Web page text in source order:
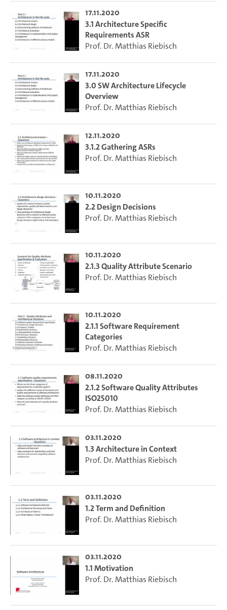
17.11.2020
3.1 Architecture Specific
Requirements ASR
Prof. Dr. Matthias Riebisch
17.11.2020
3.0 SW Architecture Lifecycle
Overview
Prof. Dr. Matthias Riebisch
12.11.2020
3.1.2 Gathering ASRs
Prof. Dr. Matthias Riebisch
10.11.2020
2.2 Design Decisions
Prof. Dr. Matthias Riebisch
10.11.2020
2.1.3 Quality Attribute Scenario
Prof. Dr. Matthias Riebisch
10.11.2020
2.1.1 Software Requirement
Categories
Prof. Dr. Matthias Riebisch
08.11.2020
2.1.2 Software Quality Attributes
ISO25010
Prof. Dr. Matthias Riebisch
03.11.2020
1.3 Architecture in Context
Prof. Dr. Matthias Riebisch
03.11.2020
1.2 Term and Definition
Prof. Dr. Matthias Riebisch
03.11.2020
1.1 Motivation
Prof. Dr. Matthias Riebisch